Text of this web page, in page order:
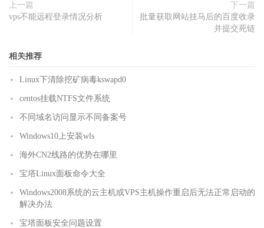
上一篇
vps不能远程登录情况分析
下一篇
批量获取网站挂马后的百度收录
并提交死链
相关推荐
Linux下清除挖矿病毒kswapd0
centos挂载NTFS文件系统
不同域名访问显示不同备案号
Windows10上安装wls
海外CN2线路的优势在哪里
宝塔Linux面板命令大全
Windows2008系统的云主机或VPS主机操作重启后无法正常启动的
解决办法
宝塔面板安全问题设置